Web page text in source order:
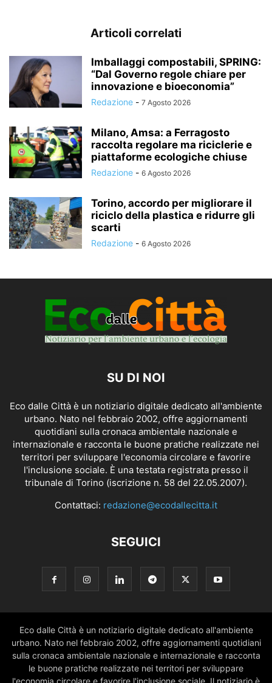
Articoli correlati
Imballaggi compostabili, SPRING:
“Dal Governo regole chiare per
innovazione e bioeconomia”
Redazione - 7 Agosto 2026
Milano, Amsa: a Ferragosto
raccolta regolare ma riciclerie e
piattaforme ecologiche chiuse
Redazione - 6 Agosto 2026
Torino, accordo per migliorare il
riciclo della plastica e ridurre gli
scarti
Redazione - 6 Agosto 2026
SU DI NOI
Eco dalle Città è un notiziario digitale dedicato all'ambiente
urbano. Nato nel febbraio 2002, offre aggiornamenti
quotidiani sulla cronaca ambientale nazionale e
internazionale e racconta le buone pratiche realizzate nei
territori per sviluppare l'economia circolare e favorire
l'inclusione sociale. È una testata registrata presso il
tribunale di Torino (iscrizione n. 58 del 22.05.2007).
Contattaci: redazione@ecodallecitta.it
SEGUICI
Eco dalle Città è un notiziario digitale dedicato all'ambiente
urbano. Nato nel febbraio 2002, offre aggiornamenti quotidiani
sulla cronaca ambientale nazionale e internazionale e racconta
le buone pratiche realizzate nei territori per sviluppare